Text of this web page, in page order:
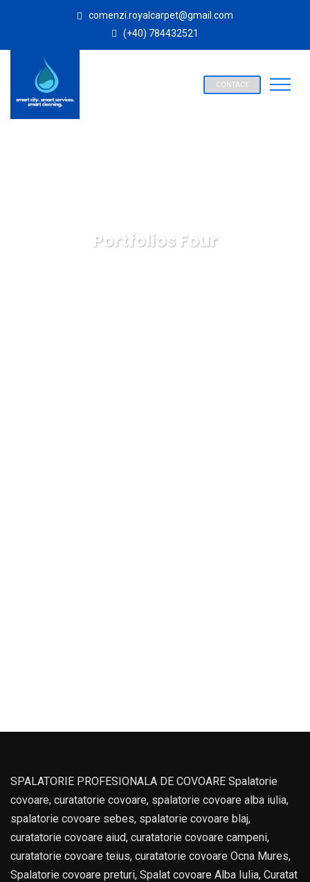
comenzi.royalcarpet@gmail.com
(+40) 784432521
CONTACT
Portfolios Four
SPALATORIE PROFESIONALA DE COVOARE Spalatorie
covoare, curatatorie covoare, spalatorie covoare alba iulia,
spalatorie covoare sebes, spalatorie covoare blaj,
curatatorie covoare aiud, curatatorie covoare campeni,
curatatorie covoare teius, curatatorie covoare Ocna Mures,
Spalatorie covoare preturi, Spalat covoare Alba Iulia, Curatat